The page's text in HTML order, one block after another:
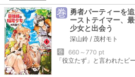
巻 勇者パーティーを
ーストテイマー、
少女と出会う
深山鈴 / 茂村モト
巻
660～770 pt